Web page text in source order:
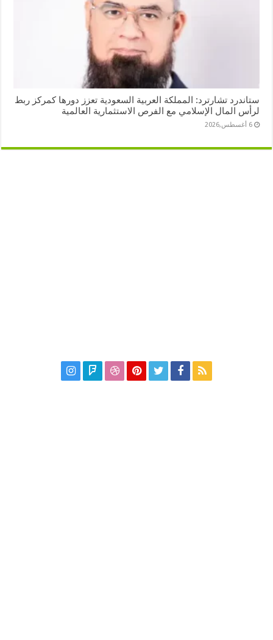
ستاندرد تشارترد: المملكة العربية السعودية تعزز دورها كمركز ربط
لرأس المال الإسلامي مع الفرص الاستثمارية العالمية
6 أغسطس,2026